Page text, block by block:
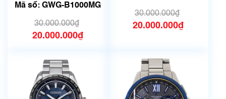
Mã số: GWG-B1000MG
30.000.000₫
20.000.000₫
30.000.000₫
20.000.000₫